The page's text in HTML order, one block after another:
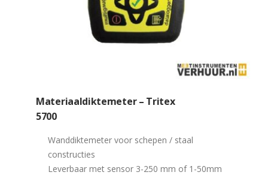
Materiaaldiktemeter – Tritex
5700
Wanddiktemeter voor schepen / staal
constructies
Leverbaar met sensor 3-250 mm of 1-50mm